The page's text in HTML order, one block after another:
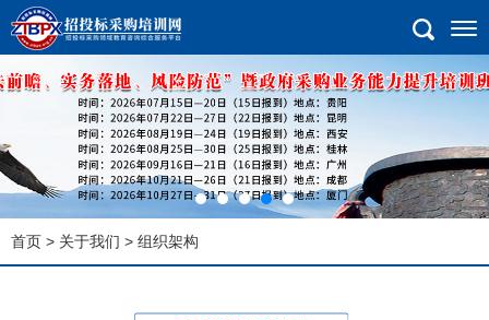
首页 > 关于我们 > 组织架构